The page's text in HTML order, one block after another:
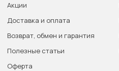
Акции
Доставка и оплата
Возврат, обмен и гарантия
Полезные статьи
Оферта